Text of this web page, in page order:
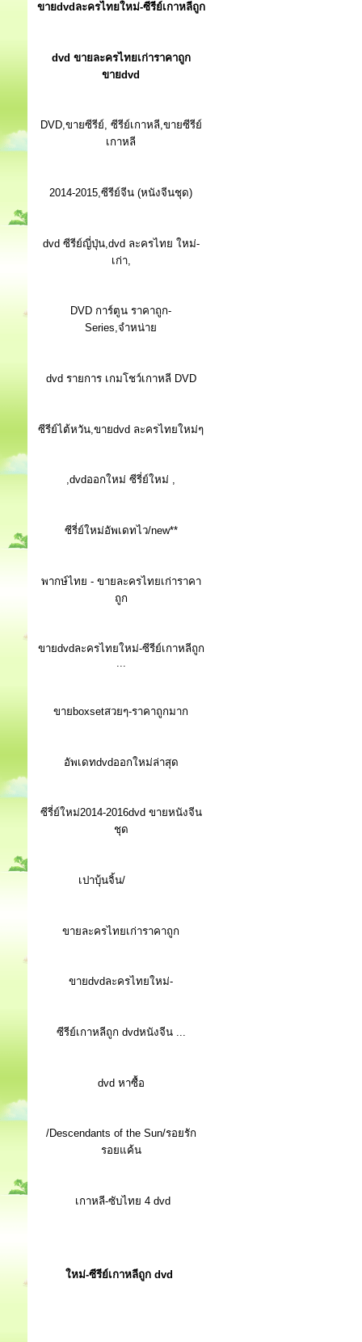
ขายdvdละครไทยใหม่-ซีรีย์เกาหลีถูก
dvd ขายละครไทยเก่าราคาถูก
ขายdvd
DVD,ขายซีรีย์, ซีรีย์เกาหลี,ขายซีรีย์
เกาหลี
2014-2015,ซีรีย์จีน (หนังจีนชุด)
dvd ซีรีย์ญี่ปุ่น,dvd ละครไทย ใหม่-
เก่า,
DVD การ์ตูน ราคาถูก-
Series,จำหน่าย
dvd รายการ เกมโชว์เกาหลี DVD
ซีรีย์ไต้หวัน,ขายdvd ละครไทยใหม่ๆ
,dvdออกใหม่ ซีรี่ย์ใหม่ ,
ซีรี่ย์ใหม่อัพเดทไว/new**
พากษ์ไทย - ขายละครไทยเก่าราคา
ถูก
ขายdvdละครไทยใหม่-ซีรีย์เกาหลีถูก
...
ขายboxsetสวยๆ-ราคาถูกมาก
อัพเดทdvdออกใหม่ล่าสุด
ซีรี่ย์ใหม่2014-2016dvd ขายหนังจีน
ชุด
เปาบุ้นจิ้น/
ขายละครไทยเก่าราคาถูก
ขายdvdละครไทยใหม่-
ซีรีย์เกาหลีถูก dvdหนังจีน ...
dvd หาซื้อ
/Descendants of the Sun/รอยรัก
รอยแค้น
เกาหลี-ซับไทย 4 dvd
ใหม่-ซีรีย์เกาหลีถูก dvd